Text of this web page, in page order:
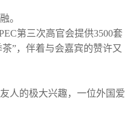
。
第三次高官会提供3500套
”，伴着与会嘉宾的赞许又
人的极大兴趣，一位外国爱